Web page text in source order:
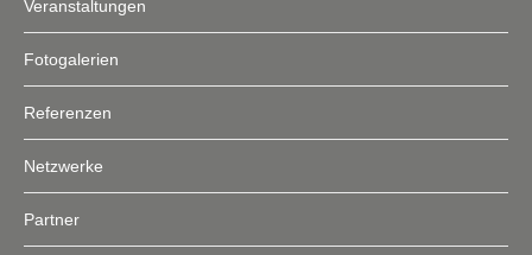
Veranstaltungen
Fotogalerien
Referenzen
Netzwerke
Partner